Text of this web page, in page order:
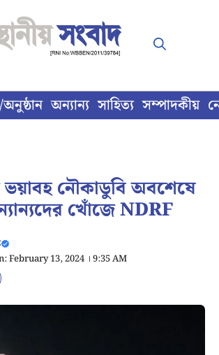
অনুষ্ঠান অন্যান্য সাহিত্য সম্পাদকীয়
ভয়াবহ নৌকাডুবি অবশেষে
খোঁজে NDRF
February 13, 2024 । 9:35 AM